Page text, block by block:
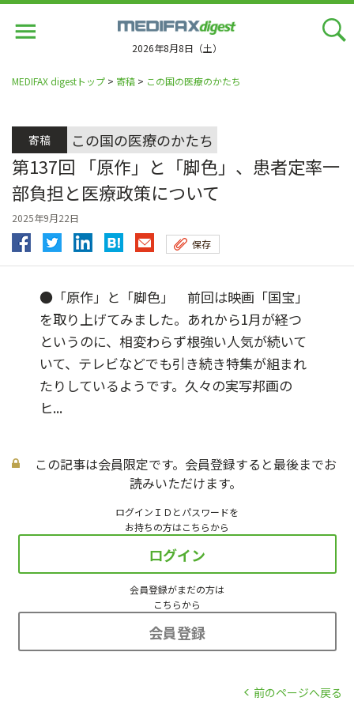
2026年8月8日（土）
MEDIFAX digestトップ > 寄稿 > この国の医療のかたち
寄稿 この国の医療のかたち
第137回 「原作」と「脚色」、患者定率一
部負担と医療政策について
2025年9月22日
保存
●「原作」と「脚色」 前回は映画「国宝」
を取り上げてみました。あれから1月が経つ
というのに、相変わらず根強い人気が続いて
いて、テレビなどでも引き続き特集が組まれ
たりしているようです。久々の実写邦画の
ヒ...
この記事は会員限定です。会員登録すると最後までお
読みいただけます。
ログインＩＤとパスワードを
お持ちの方はこちらから
ログイン
会員登録がまだの方は
こちらから
会員登録
前のページへ戻る